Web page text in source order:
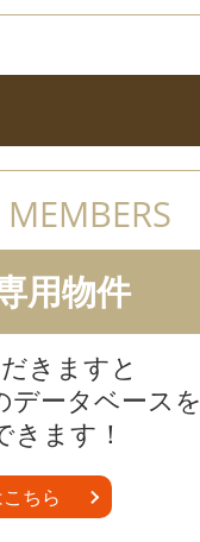
用物件
きますと
データベースを
きます！
ちら